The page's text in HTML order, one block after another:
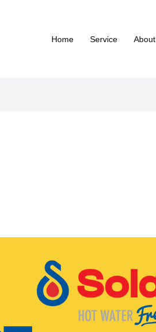
Home Service About